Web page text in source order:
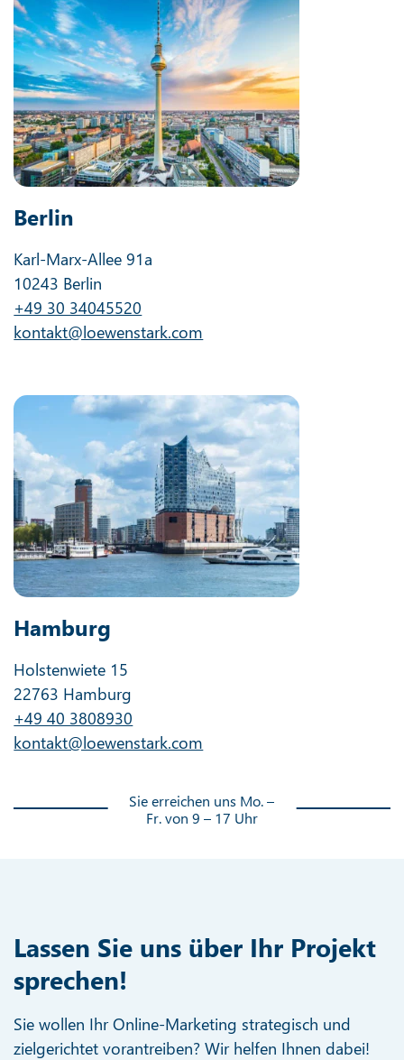
Berlin
Karl-Marx-Allee 91a
10243 Berlin
+49 30 34045520
kontakt@loewenstark.com
Hamburg
Holstenwiete 15
22763 Hamburg
+49 40 3808930
kontakt@loewenstark.com
Sie erreichen uns Mo. –
Fr. von 9 – 17 Uhr
Lassen Sie uns über Ihr Projekt
sprechen!
Sie wollen Ihr Online-Marketing strategisch und
zielgerichtet vorantreiben? Wir helfen Ihnen dabei!